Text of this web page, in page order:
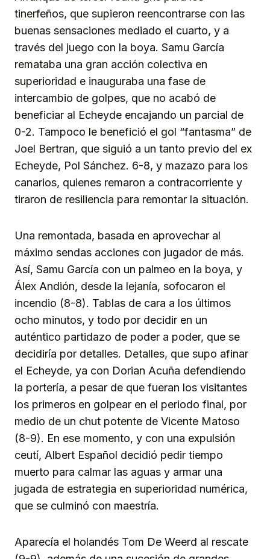
tinerfeños, que supieron reencontrarse con las
buenas sensaciones mediado el cuarto, y a
través del juego con la boya. Samu García
remataba una gran acción colectiva en
superioridad e inauguraba una fase de
intercambio de golpes, que no acabó de
beneficiar al Echeyde encajando un parcial de
0-2. Tampoco le benefició el gol “fantasma” de
Joel Bertran, que siguió a un tanto previo del ex
Echeyde, Pol Sánchez. 6-8, y mazazo para los
canarios, quienes remaron a contracorriente y
tiraron de resiliencia para remontar la situación.
Una remontada, basada en aprovechar al
máximo sendas acciones con jugador de más.
Así, Samu García con un palmeo en la boya, y
Álex Andión, desde la lejanía, sofocaron el
incendio (8-8). Tablas de cara a los últimos
ocho minutos, y todo por decidir en un
auténtico partidazo de poder a poder, que se
decidiría por detalles. Detalles, que supo afinar
el Echeyde, ya con Dorian Acuña defendiendo
la portería, a pesar de que fueran los visitantes
los primeros en golpear en el periodo final, por
medio de un chut potente de Vicente Matoso
(8-9). En ese momento, y con una expulsión
ceutí, Albert Español decidió pedir tiempo
muerto para calmar las aguas y armar una
jugada de estrategia en superioridad numérica,
que se culminó con maestría.
Aparecía el holandés Tom De Weerd al rescate